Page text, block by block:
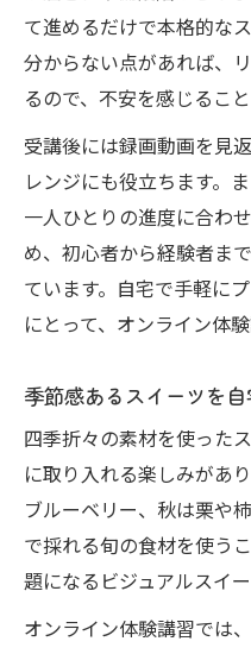
て進めるだけで本格的な
分からない点があれば、
るので、不安を感じるこ
受講後には録画動画を見
レンジにも役立ちます。
一人ひとりの進度に合わ
め、初心者から経験者ま
ています。自宅で手軽に
にとって、オンライン体
季節感あるスイーツを
四季折々の素材を使った
に取り入れる楽しみがあ
ブルーベリー、秋は栗や
で採れる旬の食材を使う
題になるビジュアルスイ
オンライン体験講習では